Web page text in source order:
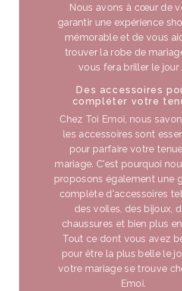
Nous avons à cœur de
garantir une expérience
mémorable et de vous
trouver la robe de
vous fera briller le jour
Des accessoires
compléter votre
Chez Toi Emoi, nous
les accessoires sont
pour parfaire votre
mariage. C'est pourquoi
proposons également une
complète d'accessoires
des voiles, des bijoux,
chaussures et bien plus
Tout ce dont vous avez
pour être la plus belle le
votre mariage se trouve
Emoi.